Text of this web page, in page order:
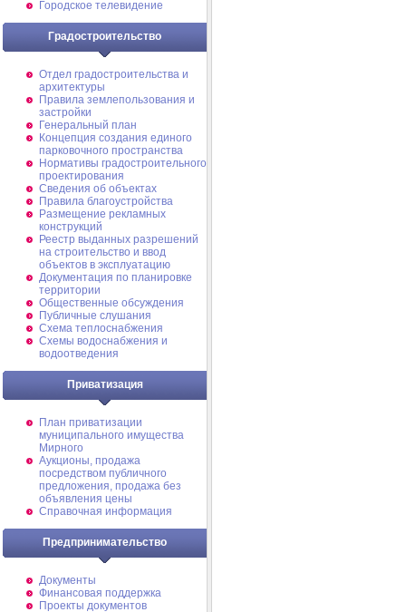
Городское телевидение
Градостроительство
Отдел градостроительства и
архитектуры
Правила землепользования и
застройки
Генеральный план
Концепция создания единого
парковочного пространства
Нормативы градостроительного
проектирования
Сведения об объектах
Правила благоустройства
Размещение рекламных
конструкций
Реестр выданных разрешений
на строительство и ввод
объектов в эксплуатацию
Документация по планировке
территории
Общественные обсуждения
Публичные слушания
Схема теплоснабжения
Схемы водоснабжения и
водоотведения
Приватизация
План приватизации
муниципального имущества
Мирного
Аукционы, продажа
посредством публичного
предложения, продажа без
объявления цены
Справочная информация
Предпринимательство
Документы
Финансовая поддержка
Проекты документов